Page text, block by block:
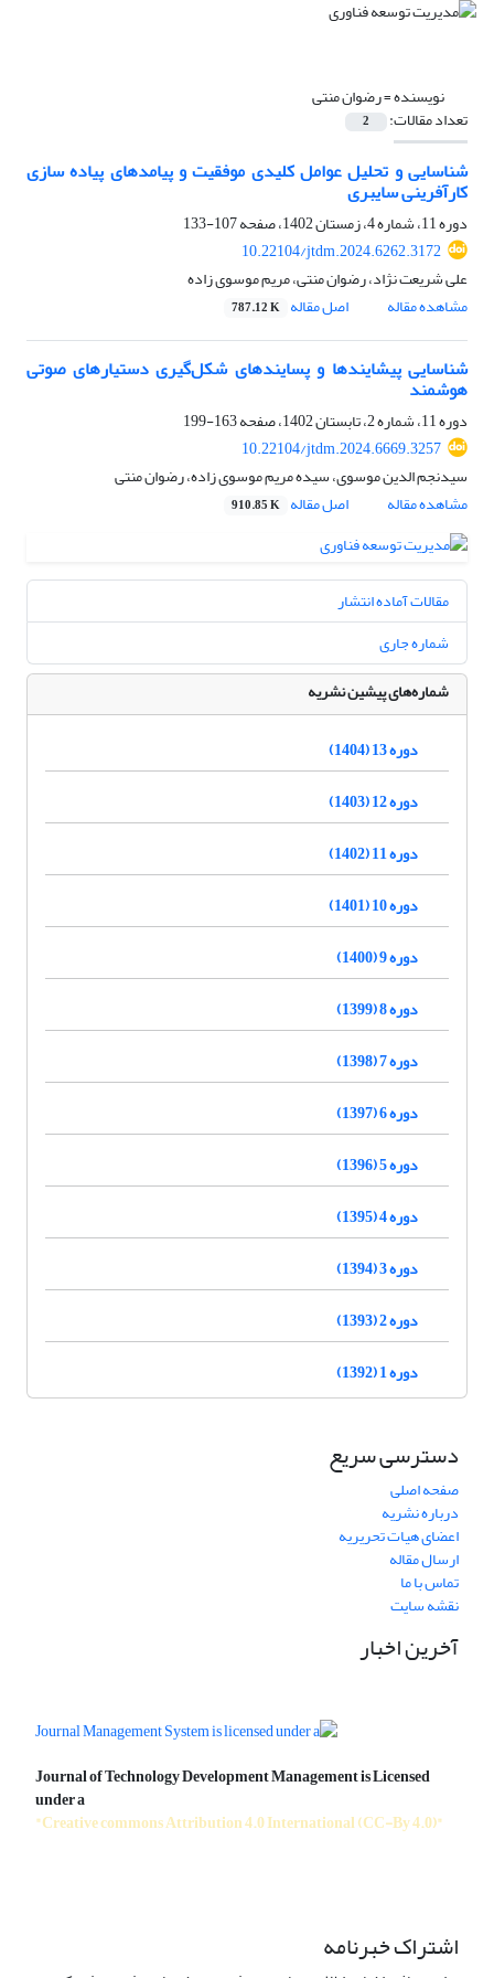
نویسنده =رضوان منتی
تعداد مقالات: 2
شناسایی و تحلیل عوامل کلیدی موفقیت و پیامدهای پیاده سازی
کارآفرینی سایبری
دوره 11، شماره 4، زمستان 1402، صفحه
107-133
10.22104/jtdm.2024.6262.3172
علی شریعت نژاد، رضوان منتی، مریم موسوی زاده
مشاهده مقاله
اصل مقاله 787.12 K
شناسایی پیشایندها و پسایندهای شکل‌گیری دستیارهای صوتی
هوشمند
دوره 11، شماره 2، تابستان 1402، صفحه
163-199
10.22104/jtdm.2024.6669.3257
سیدنجم الدین موسوی، سیده مریم موسوی زاده، رضوان منتی
مشاهده مقاله
اصل مقاله 910.85 K
مقالات آماده انتشار
شماره جاری
شماره‌های پیشین نشریه
دوره 13 (1404)
دوره 12 (1403)
دوره 11 (1402)
دوره 10 (1401)
دوره 9 (1400)
دوره 8 (1399)
دوره 7 (1398)
دوره 6 (1397)
دوره 5 (1396)
دوره 4 (1395)
دوره 3 (1394)
دوره 2 (1393)
دوره 1 (1392)
دسترسی سریع
صفحه اصلی
درباره نشریه
اعضای هیات تحریریه
ارسال مقاله
تماس با ما
نقشه سایت
آخرین اخبار
Journal of Technology Development Management is Licensed
under a
"Creative commons Attribution 4.0 International (CC-By 4.0)"
اشتراک خبرنامه